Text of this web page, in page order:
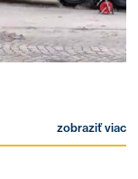
zobraziť viac